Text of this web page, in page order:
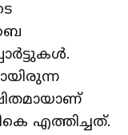
എത്തിച്ചത്.